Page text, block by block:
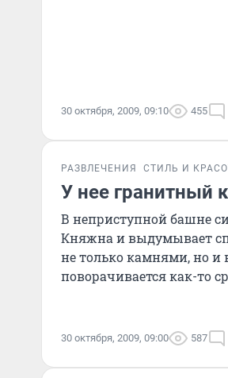
30 октября, 2009, 09:10 455
РАЗВЛЕЧЕНИЯ СТИЛЬ И
У нее гранитный
В неприступной башне
Княжна и выдумывает
не только камнями, но и
поворачивается как-то
30 октября, 2009, 09:00 587